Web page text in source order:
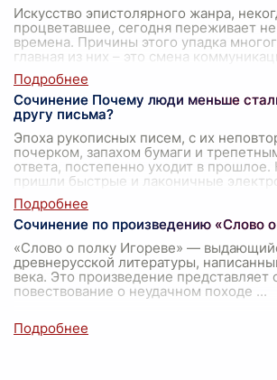
Искусство эпистолярного жанра,
процветавшее, сегодня переживает
времена. Причины этого упадка
главная из них – это смена
парадигм
Сочинение Почему люди меньше
другу письма?
Эпоха рукописных писем, с их
почерком, запахом бумаги и
ответа, постепенно уходит в
пришли быстрые и лаконичные
Сочинение по произведению «Слово
«Слово о полку Игореве» —
древнерусской литературы,
века. Это произведение представляет
повествование о неудачном походе ...